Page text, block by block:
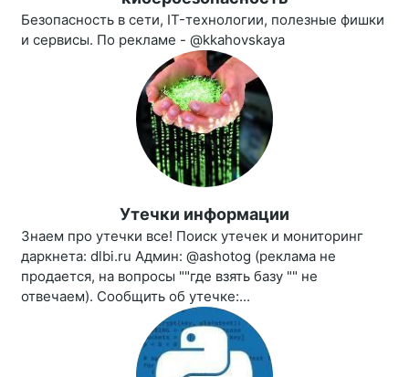
Безопасность в сети, IT-технологии, полезные фишки
и сервисы. По рекламе - @kkahovskaya
Утечки информации
Знаем про утечки все! Поиск утечек и мониторинг
даркнета: dlbi.ru Админ: @ashotog (реклама не
продается, на вопросы ""где взять базу "" не
отвечаем). Сообщить об утечке:...